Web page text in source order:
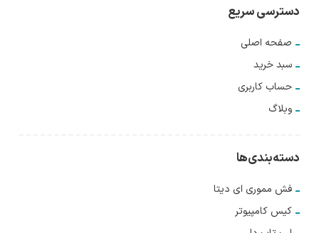
دسترسی سریع
صفحه اصلی
سبد خرید
حساب کاربری
وبلاگ
دسته‌بندی‌ها
فش مموری ای دیتا
کیس کامپیوتر